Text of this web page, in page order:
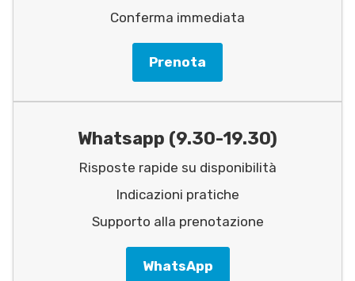
Conferma immediata
Prenota
Whatsapp (9.30-19.30)
Risposte rapide su disponibilità
Indicazioni pratiche
Supporto alla prenotazione
WhatsApp